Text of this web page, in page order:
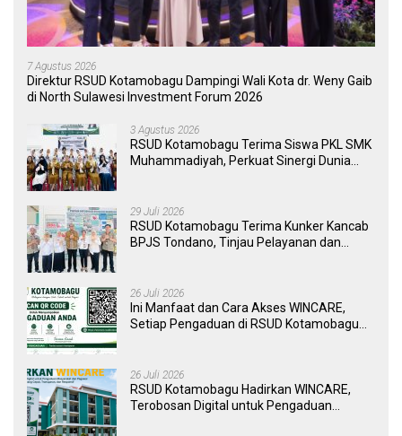
7 Agustus 2026
Direktur RSUD Kotamobagu Dampingi Wali Kota dr. Weny Gaib
di North Sulawesi Investment Forum 2026
3 Agustus 2026
RSUD Kotamobagu Terima Siswa PKL SMK
Muhammadiyah, Perkuat Sinergi Dunia
29 Juli 2026
RSUD Kotamobagu Terima Kunker Kancab
BPJS Tondano, Tinjau Pelayanan dan
26 Juli 2026
Ini Manfaat dan Cara Akses WINCARE,
Setiap Pengaduan di RSUD Kotamobagu
26 Juli 2026
RSUD Kotamobagu Hadirkan WINCARE,
Terobosan Digital untuk Pengaduan